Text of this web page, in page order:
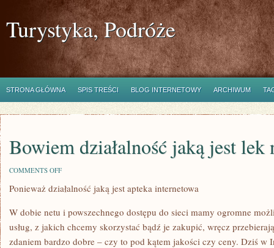
Turystyka, Podróże
STRONA GŁÓWNA SPIS TREŚCI BLOG INTERNETOWY ARCHIWUM
Bowiem działalność jaką jest lek
COMMENTS OFFON
DZIAŁALNOŚĆ
LEK
NA
Ponieważ działalność jaką jest apteka internetowa
W dobie netu i powszechnego dostępu do sieci mamy ogromne
usług, z jakich chcemy skorzystać bądź je zakupić, wręcz
zdaniem bardzo dobre – czy to pod kątem jakości czy ceny. Dziś w